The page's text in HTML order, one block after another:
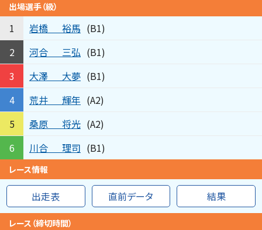
出場選手（級）
1 岩橋 裕馬 (B1)
2
河合 三弘 (B1)
3
大澤 大夢 (B1)
4
荒井 輝年 (A2)
5
桑原 将光 (A2)
6
川合 理司 (B1)
レース情報
出走表 直前データ 結果
レース（締切時間）